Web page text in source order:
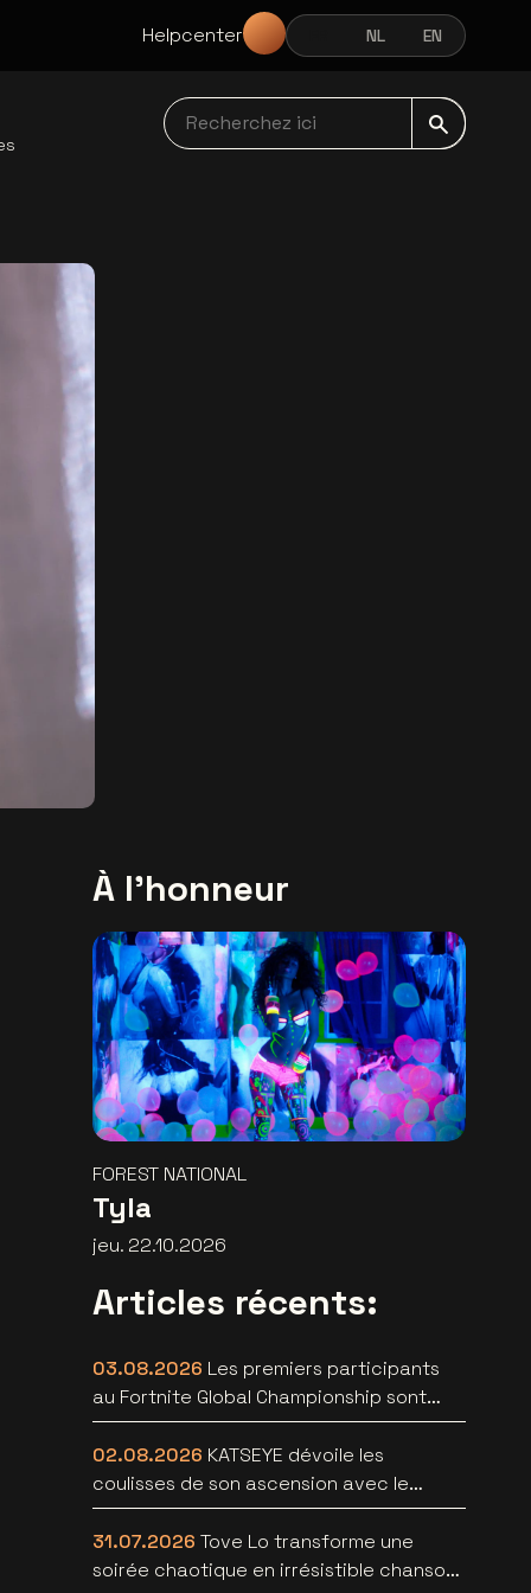
Helpcenter FRANÇAISNEDERLANDS
NL ENGLISH
EN
Recherchez ici navbar
À l'honneur
FOREST NATIONAL
Tyla
jeu. 22.10.2026
Articles récents:
03.08.2026 Les premiers participants
au Fortnite Global Championship sont
connus au Lotto Arena
02.08.2026 KATSEYE dévoile les
coulisses de son ascension avec le
documentaire WILD HEARTS [trailer]
31.07.2026 Tove Lo transforme une
soirée chaotique en irrésistible chanson